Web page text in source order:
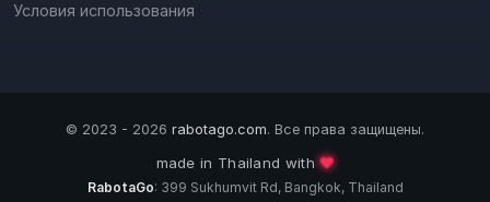
Условия использования
© 2023 - 2026 rabotago.com. Все права защищены.
made in Thailand with❤️
RabotaGo: 399 Sukhumvit Rd, Bangkok, Thailand